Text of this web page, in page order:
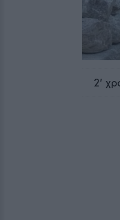
2'